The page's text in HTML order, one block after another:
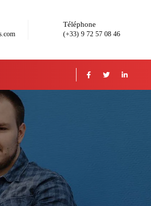
Téléphone
(+33) 9 72 57 08 46